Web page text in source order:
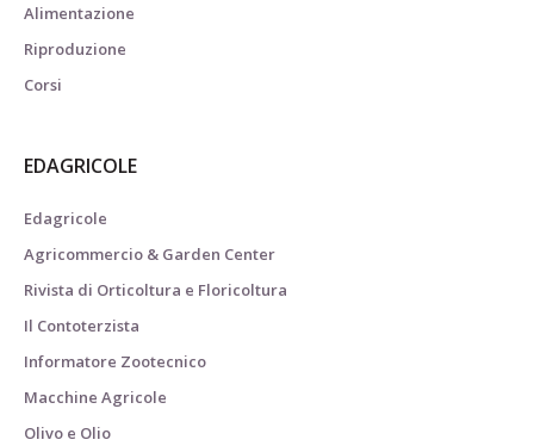
Alimentazione
Riproduzione
Corsi
EDAGRICOLE
Edagricole
Agricommercio & Garden Center
Rivista di Orticoltura e Floricoltura
Il Contoterzista
Informatore Zootecnico
Macchine Agricole
Olivo e Olio